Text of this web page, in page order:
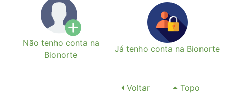
Não tenho conta na
Bionorte
Já tenho conta na Bionorte
Voltar
Topo